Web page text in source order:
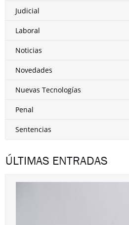
Judicial
Laboral
Noticias
Novedades
Nuevas Tecnologías
Penal
Sentencias
ÚLTIMAS ENTRADAS